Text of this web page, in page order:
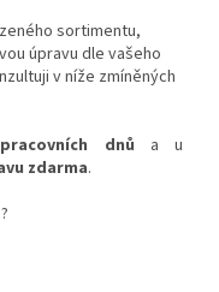
sortimentu,
úpravu dle vašeho
v níže zmíněných
dnů a u
zdarma.